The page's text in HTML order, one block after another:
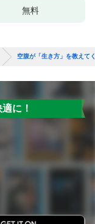
無料
空腹が「生き方」を教えて
に！